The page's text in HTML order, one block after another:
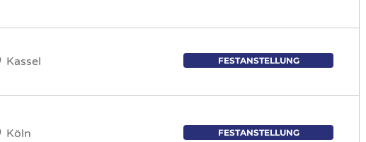
Kassel FESTANSTELLUNG
Köln FESTANSTELLUNG